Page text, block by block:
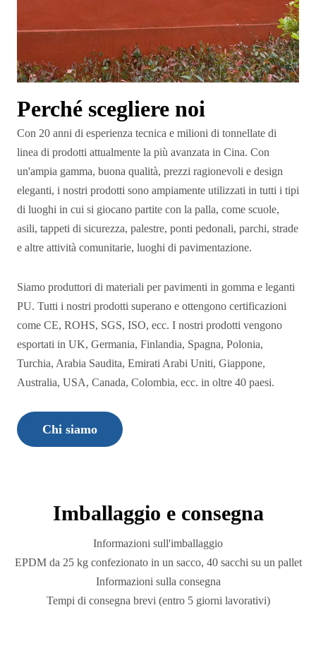
Perché scegliere noi
Con 20 anni di esperienza tecnica e milioni di tonnellate di
linea di prodotti attualmente la più avanzata in Cina. Con
un'ampia gamma, buona qualità, prezzi ragionevoli e design
eleganti, i nostri prodotti sono ampiamente utilizzati in tutti i tipi
di luoghi in cui si giocano partite con la palla, come scuole,
asili, tappeti di sicurezza, palestre, ponti pedonali, parchi, strade
e altre attività comunitarie, luoghi di pavimentazione.
Siamo produttori di materiali per pavimenti in gomma e leganti
PU. Tutti i nostri prodotti superano e ottengono certificazioni
come CE, ROHS, SGS, ISO, ecc. I nostri prodotti vengono
esportati in UK, Germania, Finlandia, Spagna, Polonia,
Turchia, Arabia Saudita, Emirati Arabi Uniti, Giappone,
Australia, USA, Canada, Colombia, ecc. in oltre 40 paesi.
Chi siamo
Imballaggio e consegna
Informazioni sull'imballaggio
EPDM da 25 kg confezionato in un sacco, 40 sacchi su un pallet
Informazioni sulla consegna
Tempi di consegna brevi (entro 5 giorni lavorativi)